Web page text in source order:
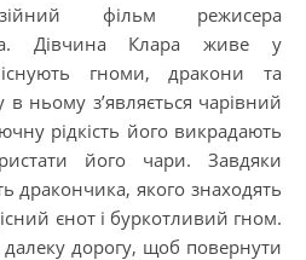
фільм режисера
Дівчина Клара живе у
гноми, дракони та
ньому з’являється чарівний
рідкість його викрадають
його чари. Завдяки
дракончика, якого знаходять
єнот і буркотливий гном.
далеку дорогу, щоб повернути